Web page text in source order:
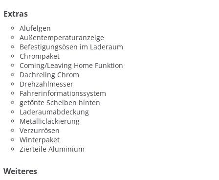
Extras
Alufelgen
Außentemperaturanzeige
Befestigungsösen im Laderaum
Chrompaket
Coming/Leaving Home Funktion
Dachreling Chrom
Drehzahlmesser
Fahrerinformationssystem
getönte Scheiben hinten
Laderaumabdeckung
Metalliclackierung
Verzurrösen
Winterpaket
Zierteile Aluminium
Weiteres